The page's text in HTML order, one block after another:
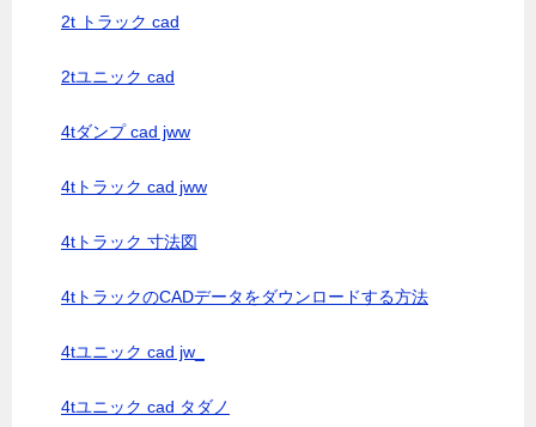
2t トラック cad
2tユニック cad
4tダンプ cad jww
4tトラック cad jww
4tトラック 寸法図
4tトラックのCADデータをダウンロードする方法
4tユニック cad jw_
4tユニック cad タダノ